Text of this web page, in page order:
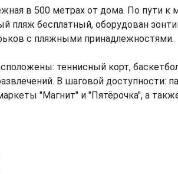
в 500 метрах от дома. По пути
пляж бесплатный, оборудован
с пляжными принадлежностями.
теннисный корт,
В шаговой доступности:
"Магнит" и "Пятёрочка", а